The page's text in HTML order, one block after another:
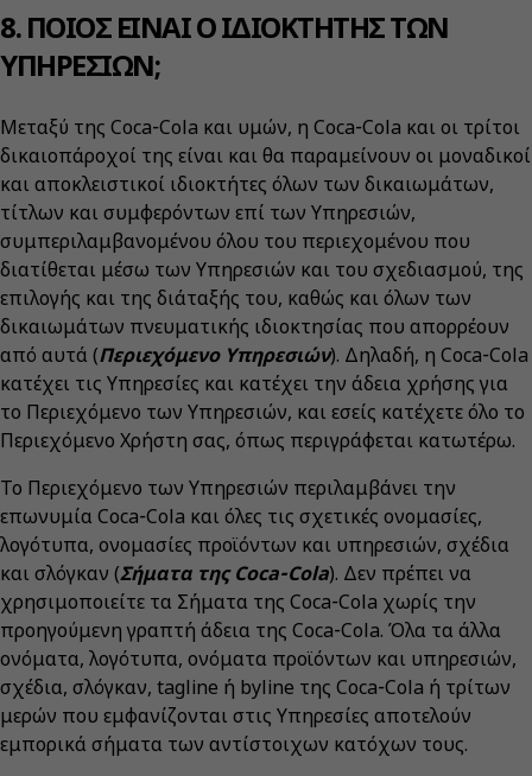
8. ΠΟΙΟΣ ΕΙΝΑΙ Ο ΙΔΙΟΚΤΗΤΗΣ ΤΩΝ
ΥΠΗΡΕΣΙΩΝ;
Μεταξύ της Coca‑Cola και υμών, η Coca‑Cola και οι τρίτοι
δικαιοπάροχοί της είναι και θα παραμείνουν οι μοναδικοί
και αποκλειστικοί ιδιοκτήτες όλων των δικαιωμάτων,
τίτλων και συμφερόντων επί των Υπηρεσιών,
συμπεριλαμβανομένου όλου του περιεχομένου που
διατίθεται μέσω των Υπηρεσιών και του σχεδιασμού, της
επιλογής και της διάταξής του, καθώς και όλων των
δικαιωμάτων πνευματικής ιδιοκτησίας που απορρέουν
από αυτά (Περιεχόμενο Υπηρεσιών). Δηλαδή, η Coca‑Cola
κατέχει τις Υπηρεσίες και κατέχει την άδεια χρήσης για
το Περιεχόμενο των Υπηρεσιών, και εσείς κατέχετε όλο το
Περιεχόμενο Χρήστη σας, όπως περιγράφεται κατωτέρω.
Το Περιεχόμενο των Υπηρεσιών περιλαμβάνει την
επωνυμία Coca‑Cola και όλες τις σχετικές ονομασίες,
λογότυπα, ονομασίες προϊόντων και υπηρεσιών, σχέδια
και σλόγκαν (Σήματα της Coca‑Cola). Δεν πρέπει να
χρησιμοποιείτε τα Σήματα της Coca‑Cola χωρίς την
προηγούμενη γραπτή άδεια της Coca‑Cola. Όλα τα άλλα
ονόματα, λογότυπα, ονόματα προϊόντων και υπηρεσιών,
σχέδια, σλόγκαν, tagline ή byline της Coca‑Cola ή τρίτων
μερών που εμφανίζονται στις Υπηρεσίες αποτελούν
εμπορικά σήματα των αντίστοιχων κατόχων τους.